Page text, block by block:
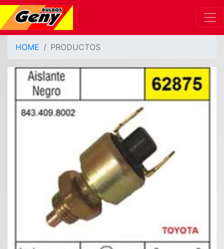
HOME PRODUCTOS